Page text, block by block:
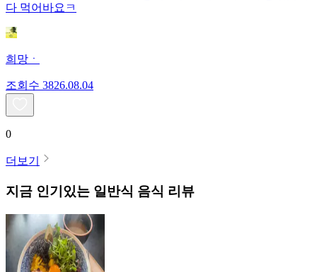
다 먹어바요ㅋ
희망ㆍ
조회수 3826.08.04
0
더보기
지금 인기있는 일반식 음식 리뷰